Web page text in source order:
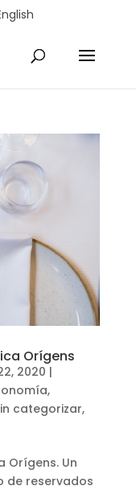
Orígens
2020 |
,
categorizar,
Orígens. Un
de reservados